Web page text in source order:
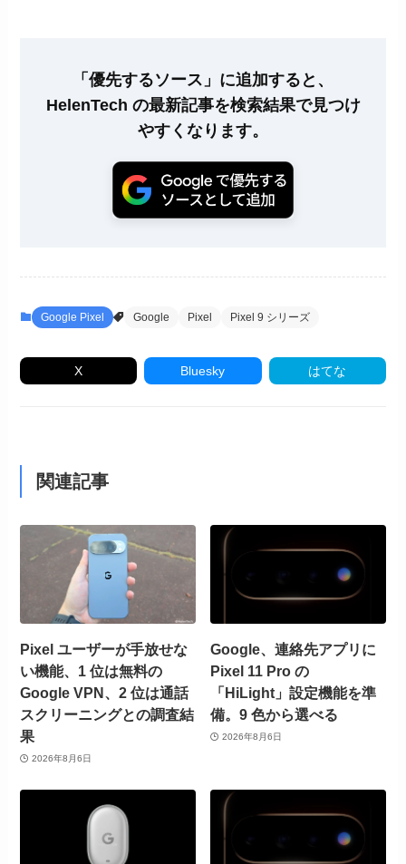
「優先するソース」に追加すると、
HelenTech の最新記事を検索結果で見つけ
やすくなります。
Google Pixel Google Pixel Pixel 9 シリーズ
X Bluesky はてな
関連記事
Pixel ユーザーが手放せな
い機能、1 位は無料の
Google VPN、2 位は通話
スクリーニングとの調査結
果
2026年8月6日
Google、連絡先アプリに
Pixel 11 Pro の
「HiLight」設定機能を準
備。9 色から選べる
2026年8月6日